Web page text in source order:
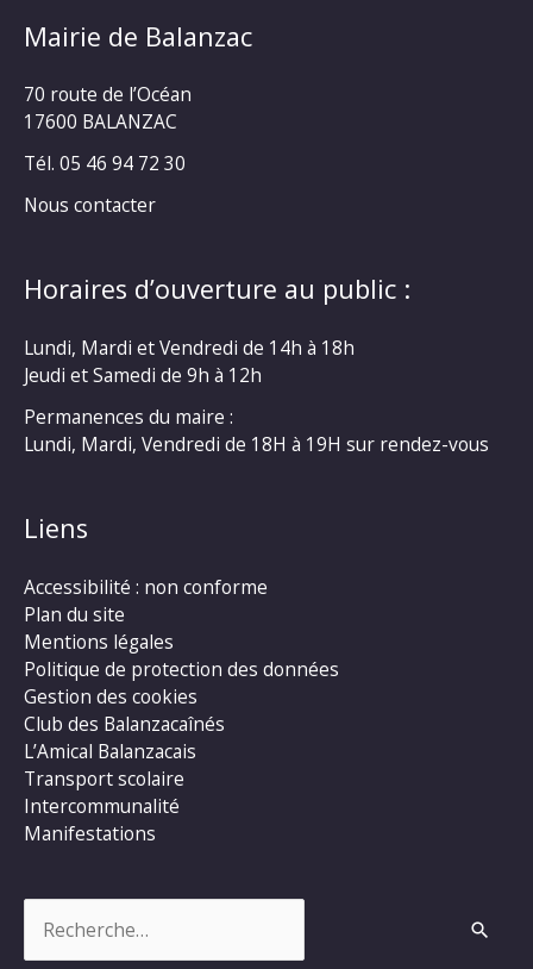
Mairie de Balanzac
70 route de l’Océan
17600 BALANZAC
Tél. 05 46 94 72 30
Nous contacter
Horaires d’ouverture au public :
Lundi, Mardi et Vendredi de 14h à 18h
Jeudi et Samedi de 9h à 12h
Permanences du maire :
Lundi, Mardi, Vendredi de 18H à 19H sur rendez-vous
Liens
Accessibilité : non conforme
Plan du site
Mentions légales
Politique de protection des données
Gestion des cookies
Club des Balanzacaînés
L’Amical Balanzacais
Transport scolaire
Intercommunalité
Manifestations